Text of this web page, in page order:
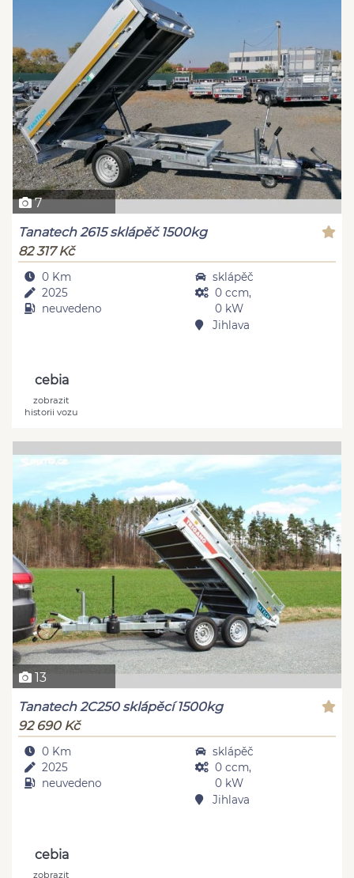
7
Tanatech 2615 sklápěč 1500kg
82 317 Kč
0 Km
2025
neuvedeno
sklápěč
0 ccm,
0 kW
Jihlava
cebia
zobrazit
historii vozu
13
Tanatech 2C250 sklápěcí 1500kg
92 690 Kč
0 Km
2025
neuvedeno
sklápěč
0 ccm,
0 kW
Jihlava
cebia
zobrazit